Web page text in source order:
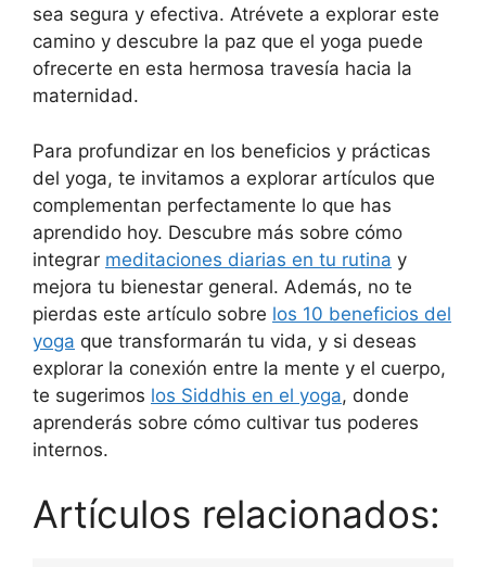
sea segura y efectiva. Atrévete a explorar este
camino y descubre la paz que el yoga puede
ofrecerte en esta hermosa travesía hacia la
maternidad.
Para profundizar en los beneficios y prácticas
del yoga, te invitamos a explorar artículos que
complementan perfectamente lo que has
aprendido hoy. Descubre más sobre cómo
integrar meditaciones diarias en tu rutina y
mejora tu bienestar general. Además, no te
pierdas este artículo sobre los 10 beneficios del
yoga que transformarán tu vida, y si deseas
explorar la conexión entre la mente y el cuerpo,
te sugerimos los Siddhis en el yoga, donde
aprenderás sobre cómo cultivar tus poderes
internos.
Artículos relacionados: